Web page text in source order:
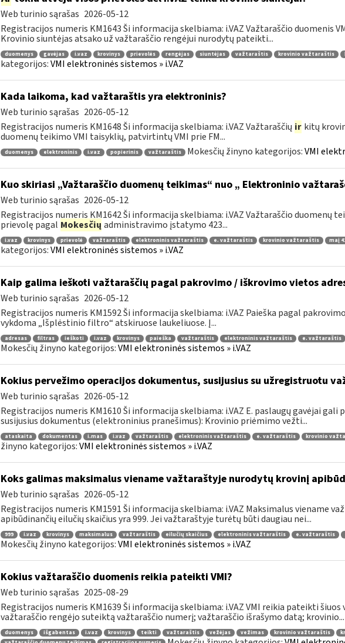
Web turinio sąrašas 2026-05-12
Registracijos numeris KM1643 Ši informacija skelbiama: i.VAZ Važtaraščio duomenis
Krovinio siuntėjas atsako už važtaraščio rengėjui nurodytų pateikti...
duomenys gavėjas i.vaz krovinys prievolės rengėjas siuntėjas važtaraštis krovinio važtaraštis
kategorijos:VMI elektroninės sistemos » i.VAZ
Kada laikoma, kad važtaraštis yra elektroninis?
Web turinio sąrašas 2026-05-12
Registracijos numeris KM1648 Ši informacija skelbiama: i.VAZ Važtaraščių ir kitų
duomenų teikimo VMI taisyklių, patvirtintų VMI prie FM...
duomenys elektroninis i.vaz popierinis važtaraštis Mokesčių žinyno kategorijos:VMI
Kuo skiriasi „Važtaraščio duomenų teikimas“ nuo „ Elektroninio
Web turinio sąrašas 2026-05-12
Registracijos numeris KM1642 Ši informacija skelbiama: i.VAZ Važtaraščio duomenų
prievolę pagal Mokesčių administravimo įstatymo 423...
i.vaz krovinys prievolė važtaraštis elektroninis važtaraštis e. važtaraštis krovinio važtaraštis maį
kategorijos:VMI elektroninės sistemos » i.VAZ
Kaip galima ieškoti važtaraščių pagal pakrovimo / iškrovimo vietos
Web turinio sąrašas 2026-05-12
Registracijos numeris KM1592 Ši informacija skelbiama: i.VAZ Paieška pagal pakrovimo
vykdoma „Išplėstinio filtro“ atskiruose laukeliuose. Į...
adresas filtras ieškoti i.vaz krovinys paieška važtaraštis elektroninis važtaraštis e. važtaraštis
Mokesčių žinyno kategorijos:VMI elektroninės sistemos » i.VAZ
Kokius pervežimo operacijos dokumentus, susijusius su užregistruotu
Web turinio sąrašas 2026-05-12
Registracijos numeris KM1610 Ši informacija skelbiama: i.VAZ E. paslaugų gavėjai
susijusius dokumentus (elektroninius pranešimus): Krovinio priėmimo vežti...
ataskaita dokumentas i.mas i.vaz važtaraštis elektroninis važtaraštis e. važtaraštis krovinio
žinyno kategorijos:VMI elektroninės sistemos » i.VAZ
Koks galimas maksimalus viename važtaraštyje nurodytų krovinį
Web turinio sąrašas 2026-05-12
Registracijos numeris KM1591 Ši informacija skelbiama: i.VAZ Maksimalus viename
apibūdinančių eilučių skaičius yra 999. Jei važtaraštyje turėtų būti daugiau nei...
999 i.vaz krovinys maksimalus važtaraštis eilučių skaičius elektroninis važtaraštis e. važtaraštis
Mokesčių žinyno kategorijos:VMI elektroninės sistemos » i.VAZ
Kokius važtaraščio duomenis reikia pateikti VMI?
Web turinio sąrašas 2025-08-29
Registracijos numeris KM1639 Ši informacija skelbiama: i.VAZ VMI reikia pateikti
važtaraščio rengėjo suteiktą važtaraščio numerį; važtaraščio išrašymo datą; krovinio...
duomenys išgabentas i.vaz krovinys teikti važtaraštis vežėjas vežimas krovinio važtaraštis